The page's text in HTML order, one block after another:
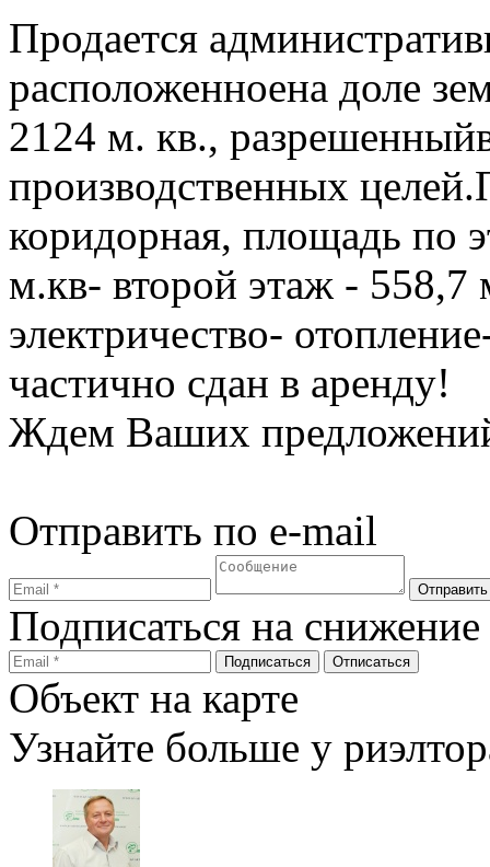
Продается
расположенноена доле
2124 м. кв.,
производственных
коридорная, площадь по
м.кв- второй этаж -
электричество-
частично сдан в аренду!
Ждем Ваших
Отправить по e-mail
Подписаться на
Объект на карте
Узнайте больше у